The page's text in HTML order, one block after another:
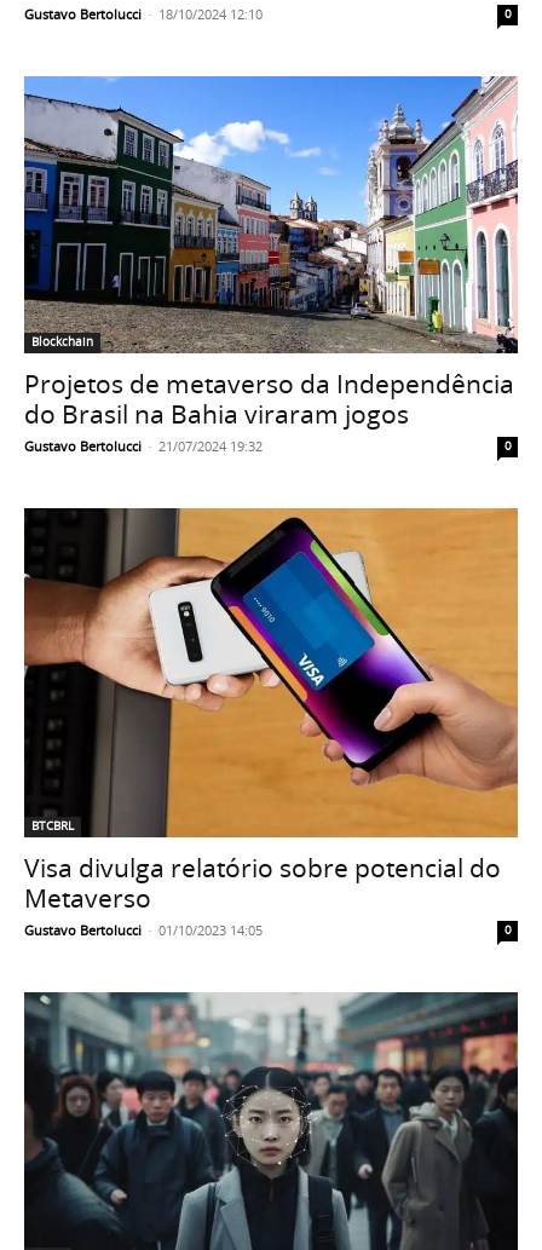
Gustavo Bertolucci - 18/10/2024 12:10 0
Blockchain
Projetos de metaverso da Independência
do Brasil na Bahia viraram jogos
Gustavo Bertolucci - 21/07/2024 19:32 0
BTCBRL
Visa divulga relatório sobre potencial do
Metaverso
Gustavo Bertolucci - 01/10/2023 14:05 0